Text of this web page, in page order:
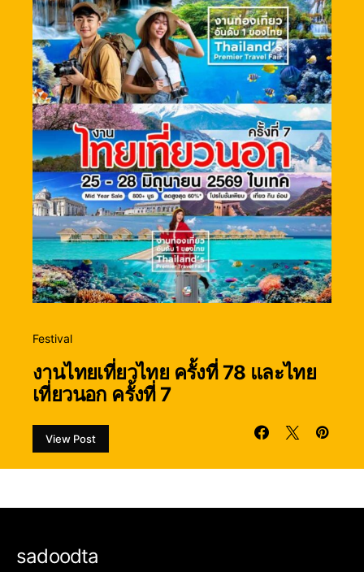
Festival
งานไทยเที่ยวไทย ครั้งที่ 78 และไทย
เที่ยวนอก ครั้งที่ 7
View Post
sadoodta